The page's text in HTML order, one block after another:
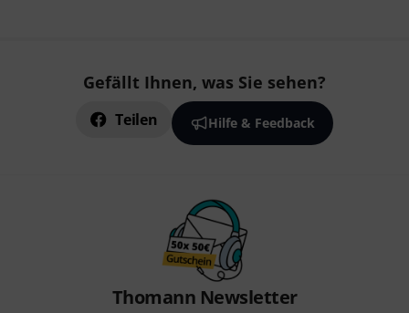
Gefällt Ihnen, was Sie sehen?
Teilen Hilfe & Feedback
Thomann Newsletter